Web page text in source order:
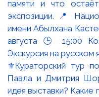
⚜️Кураторский тур
Павла и Дмитрия
идея выставки?